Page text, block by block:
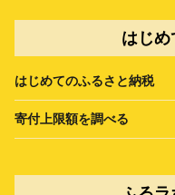
はじめ
はじめてのふるさと納税
寄付上限額を調べる